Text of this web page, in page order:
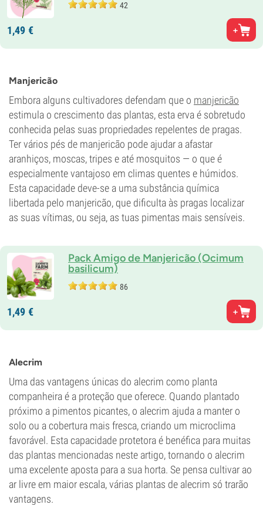
42
1,49 €
Manjericão
Embora alguns cultivadores defendam que o manjericão
estimula o crescimento das plantas, esta erva é sobretudo
conhecida pelas suas propriedades repelentes de pragas.
Ter vários pés de manjericão pode ajudar a afastar
aranhiços, moscas, tripes e até mosquitos — o que é
especialmente vantajoso em climas quentes e húmidos.
Esta capacidade deve-se a uma substância química
libertada pelo manjericão, que dificulta às pragas localizar
as suas vítimas, ou seja, as tuas pimentas mais sensíveis.
Pack Amigo de Manjericão (Ocimum
basilicum)
86
1,49 €
Alecrim
Uma das vantagens únicas do alecrim como planta
companheira é a proteção que oferece. Quando plantado
próximo a pimentos picantes, o alecrim ajuda a manter o
solo ou a cobertura mais fresca, criando um microclima
favorável. Esta capacidade protetora é benéfica para muitas
das plantas mencionadas neste artigo, tornando o alecrim
uma excelente aposta para a sua horta. Se pensa cultivar ao
ar livre em maior escala, várias plantas de alecrim só trarão
vantagens.